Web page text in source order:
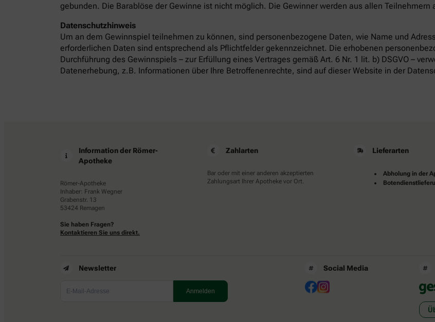
gebunden. Die Barablöse der Gewinne ist nicht möglich. Die Gewinner werden aus allen
Datenschutzhinweis
Um an dem Gewinnspiel teilnehmen zu können, sind personenbezogene Daten, wie Name und
erforderlichen Daten sind entsprechend als Pflichtfelder gekennzeichnet. Die erhobenen
Durchführung des Gewinnspiels – zur Erfüllung eines Vertrages gemäß Art. 6 Nr. 1 lit. b) DSGVO –
Datenerhebung, z.B. Informationen über Ihre Betroffenenrechte, sind auf dieser Website in der
Information der Römer-
Apotheke
Römer-Apotheke
Inhaber: Frank Wegner
Grabenstr. 13
53424 Remagen
Sie haben Fragen?
Kontaktieren Sie uns direkt.
Zahlarten
Bar oder mit einer anderen akzeptierten
Zahlungsart Ihrer Apotheke vor Ort.
Lieferarten
Abholung in der
Newsletter Social Media